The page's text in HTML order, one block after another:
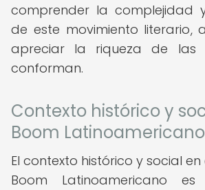
comprender la complejidad
de este movimiento literario,
apreciar la riqueza de las
conforman.
Contexto histórico y
Boom Latinoamericano
El contexto histórico y social
Boom Latinoamericano